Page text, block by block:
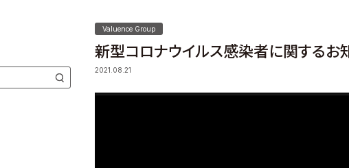
Valuence Group
新型コロナウイルス感染者に関するお
2021.08.21